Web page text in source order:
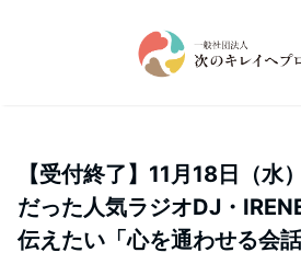
【受付終了】11月18日（
だった人気ラジオDJ・
伝えたい「心を通わせる会話